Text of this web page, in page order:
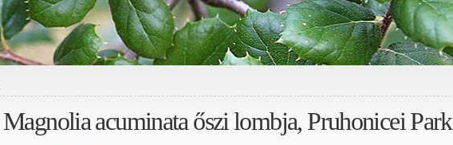
Magnolia acuminata őszi lombja, Pruhonicei Park